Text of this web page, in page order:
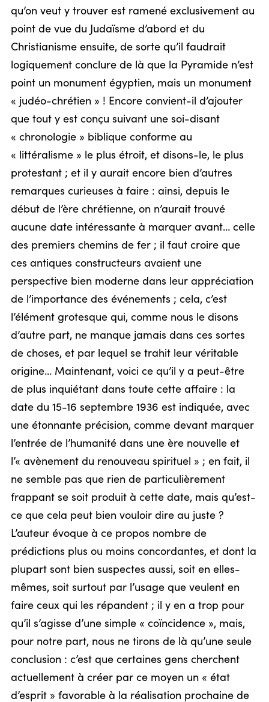
qu’on veut y trouver est ramené exclusivement au
point de vue du Judaïsme d’abord et du
Christianisme ensuite, de sorte qu’il faudrait
logiquement conclure de là que la Pyramide n’est
point un monument égyptien, mais un monument
« judéo-chrétien » ! Encore convient-il d’ajouter
que tout y est conçu suivant une soi-disant
« chronologie » biblique conforme au
« littéralisme » le plus étroit, et disons-le, le plus
protestant ; et il y aurait encore bien d’autres
remarques curieuses à faire : ainsi, depuis le
début de l’ère chrétienne, on n’aurait trouvé
aucune date intéressante à marquer avant… celle
des premiers chemins de fer ; il faut croire que
ces antiques constructeurs avaient une
perspective bien moderne dans leur appréciation
de l’importance des événements ; cela, c’est
l’élément grotesque qui, comme nous le disons
d’autre part, ne manque jamais dans ces sortes
de choses, et par lequel se trahit leur véritable
origine… Maintenant, voici ce qu’il y a peut-être
de plus inquiétant dans toute cette affaire : la
date du 15-16 septembre 1936 est indiquée, avec
une étonnante précision, comme devant marquer
l’entrée de l’humanité dans une ère nouvelle et
l’« avènement du renouveau spirituel » ; en fait, il
ne semble pas que rien de particulièrement
frappant se soit produit à cette date, mais qu’est-
ce que cela peut bien vouloir dire au juste ?
L’auteur évoque à ce propos nombre de
prédictions plus ou moins concordantes, et dont la
plupart sont bien suspectes aussi, soit en elles-
mêmes, soit surtout par l’usage que veulent en
faire ceux qui les répandent ; il y en a trop pour
qu’il s’agisse d’une simple « coïncidence », mais,
pour notre part, nous ne tirons de là qu’une seule
conclusion : c’est que certaines gens cherchent
actuellement à créer par ce moyen un « état
d’esprit » favorable à la réalisation prochaine de